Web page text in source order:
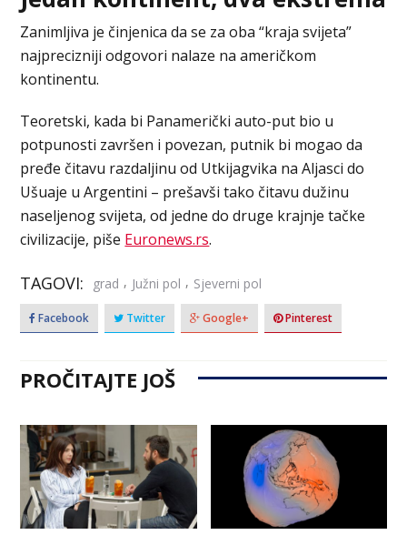
Zanimljiva je činjenica da se za oba “kraja svijeta”
najprecizniji odgovori nalaze na američkom
kontinentu.
Teoretski, kada bi Panamerički auto-put bio u
potpunosti završen i povezan, putnik bi mogao da
pređe čitavu razdaljinu od Utkijagvika na Aljasci do
Ušuaje u Argentini – prešavši tako čitavu dužinu
naseljenog svijeta, od jedne do druge krajnje tačke
civilizacije, piše Euronews.rs.
TAGOVI: grad , Južni pol , Sjeverni pol
Facebook Twitter Google+ Pinterest
PROČITAJTE JOŠ